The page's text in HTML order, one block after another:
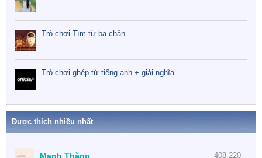
Trò chơi Tìm từ ba chân
Trò chơi ghép từ tiếng anh + giải nghĩa
Được thích nhiều nhất
408,220
Mạnh Thăng